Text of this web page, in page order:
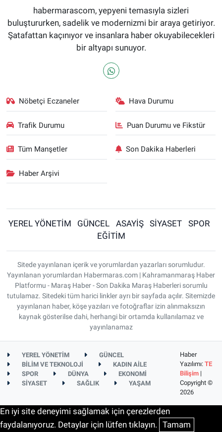
habermarascom, yepyeni temasıyla sizleri
buluştururken, sadelik ve modernizmi bir araya getiriyor.
Şatafattan kaçınıyor ve insanlara haber okuyabilecekleri
bir altyapı sunuyor.
Nöbetçi Eczaneler Hava Durumu
Trafik Durumu Puan Durumu ve Fikstür
Tüm Manşetler Son Dakika Haberleri
Haber Arşivi
YEREL YÖNETİM GÜNCEL ASAYİŞ SİYASET
SPOR
EĞİTİM
Sitede yayınlanan içerik ve yorumlardan yazarları sorumludur.
Yayınlanan yorumlardan Habermaras.com | Kahramanmaraş Haber
Platformu - Maraş Haber - Son Dakika Maraş Haberleri sorumlu
tutulamaz. Sitedeki tüm harici linkler ayrı bir sayfada açılır. Sitemizde
yayınlanan haber, köşe yazıları ve fotoğraflar izin alınmaksızın
kaynak gösterilse dahi, herhangi bir ortamda kullanılamaz ve
yayınlanamaz
YEREL YÖNETİM
GÜNCEL
BİLİM VE TEKNOLOJİ
KADIN AİLE
SPOR
DÜNYA
EKONOMİ
SİYASET
SAĞLIK YAŞAM
Haber
Yazılımı: TE
Bilişim|
Copyright ©
2026
En iyi site deneyimi sağlamak için çerezlerden
faydalanıyoruz. Detaylar için lütfen tıklayın. Tamam